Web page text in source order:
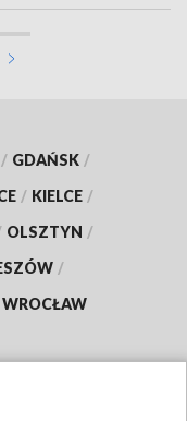
/ GDAŃSK /
/ KIELCE /
OLSZTYN /
/
WROCŁAW